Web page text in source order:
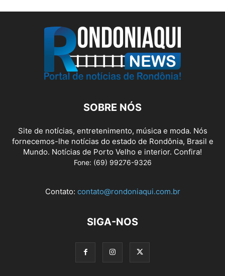
SOBRE NÓS
Site de notícias, entretenimento, música e moda. Nós
fornecemos-lhe notícias do estado de Rondônia, Brasil e
Mundo. Notícias de Porto Velho e interior. Confira!
Fone: (69) 99276-9326
Contato: contato@rondoniaqui.com.br
SIGA-NOS